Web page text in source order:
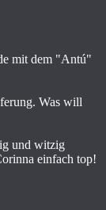
mit dem "Antú"
Was will
und witzig
einfach top!